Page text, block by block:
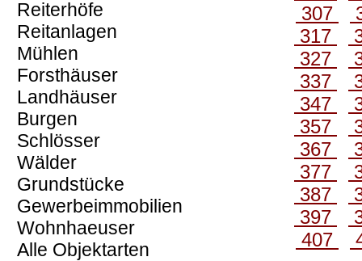
Reiterhöfe
Reitanlagen
Mühlen
Forsthäuser
Landhäuser
Burgen
Schlösser
Wälder
Grundstücke
Gewerbeimmobilien
Wohnhaeuser
Alle Objektarten
307
317
327
337
347
357
367
377
387
397
407